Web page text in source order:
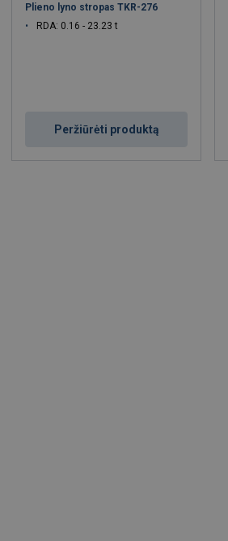
Plieno lyno stropas TKR-276
RDA: 0.16 - 23.23 t
Peržiūrėti produktą